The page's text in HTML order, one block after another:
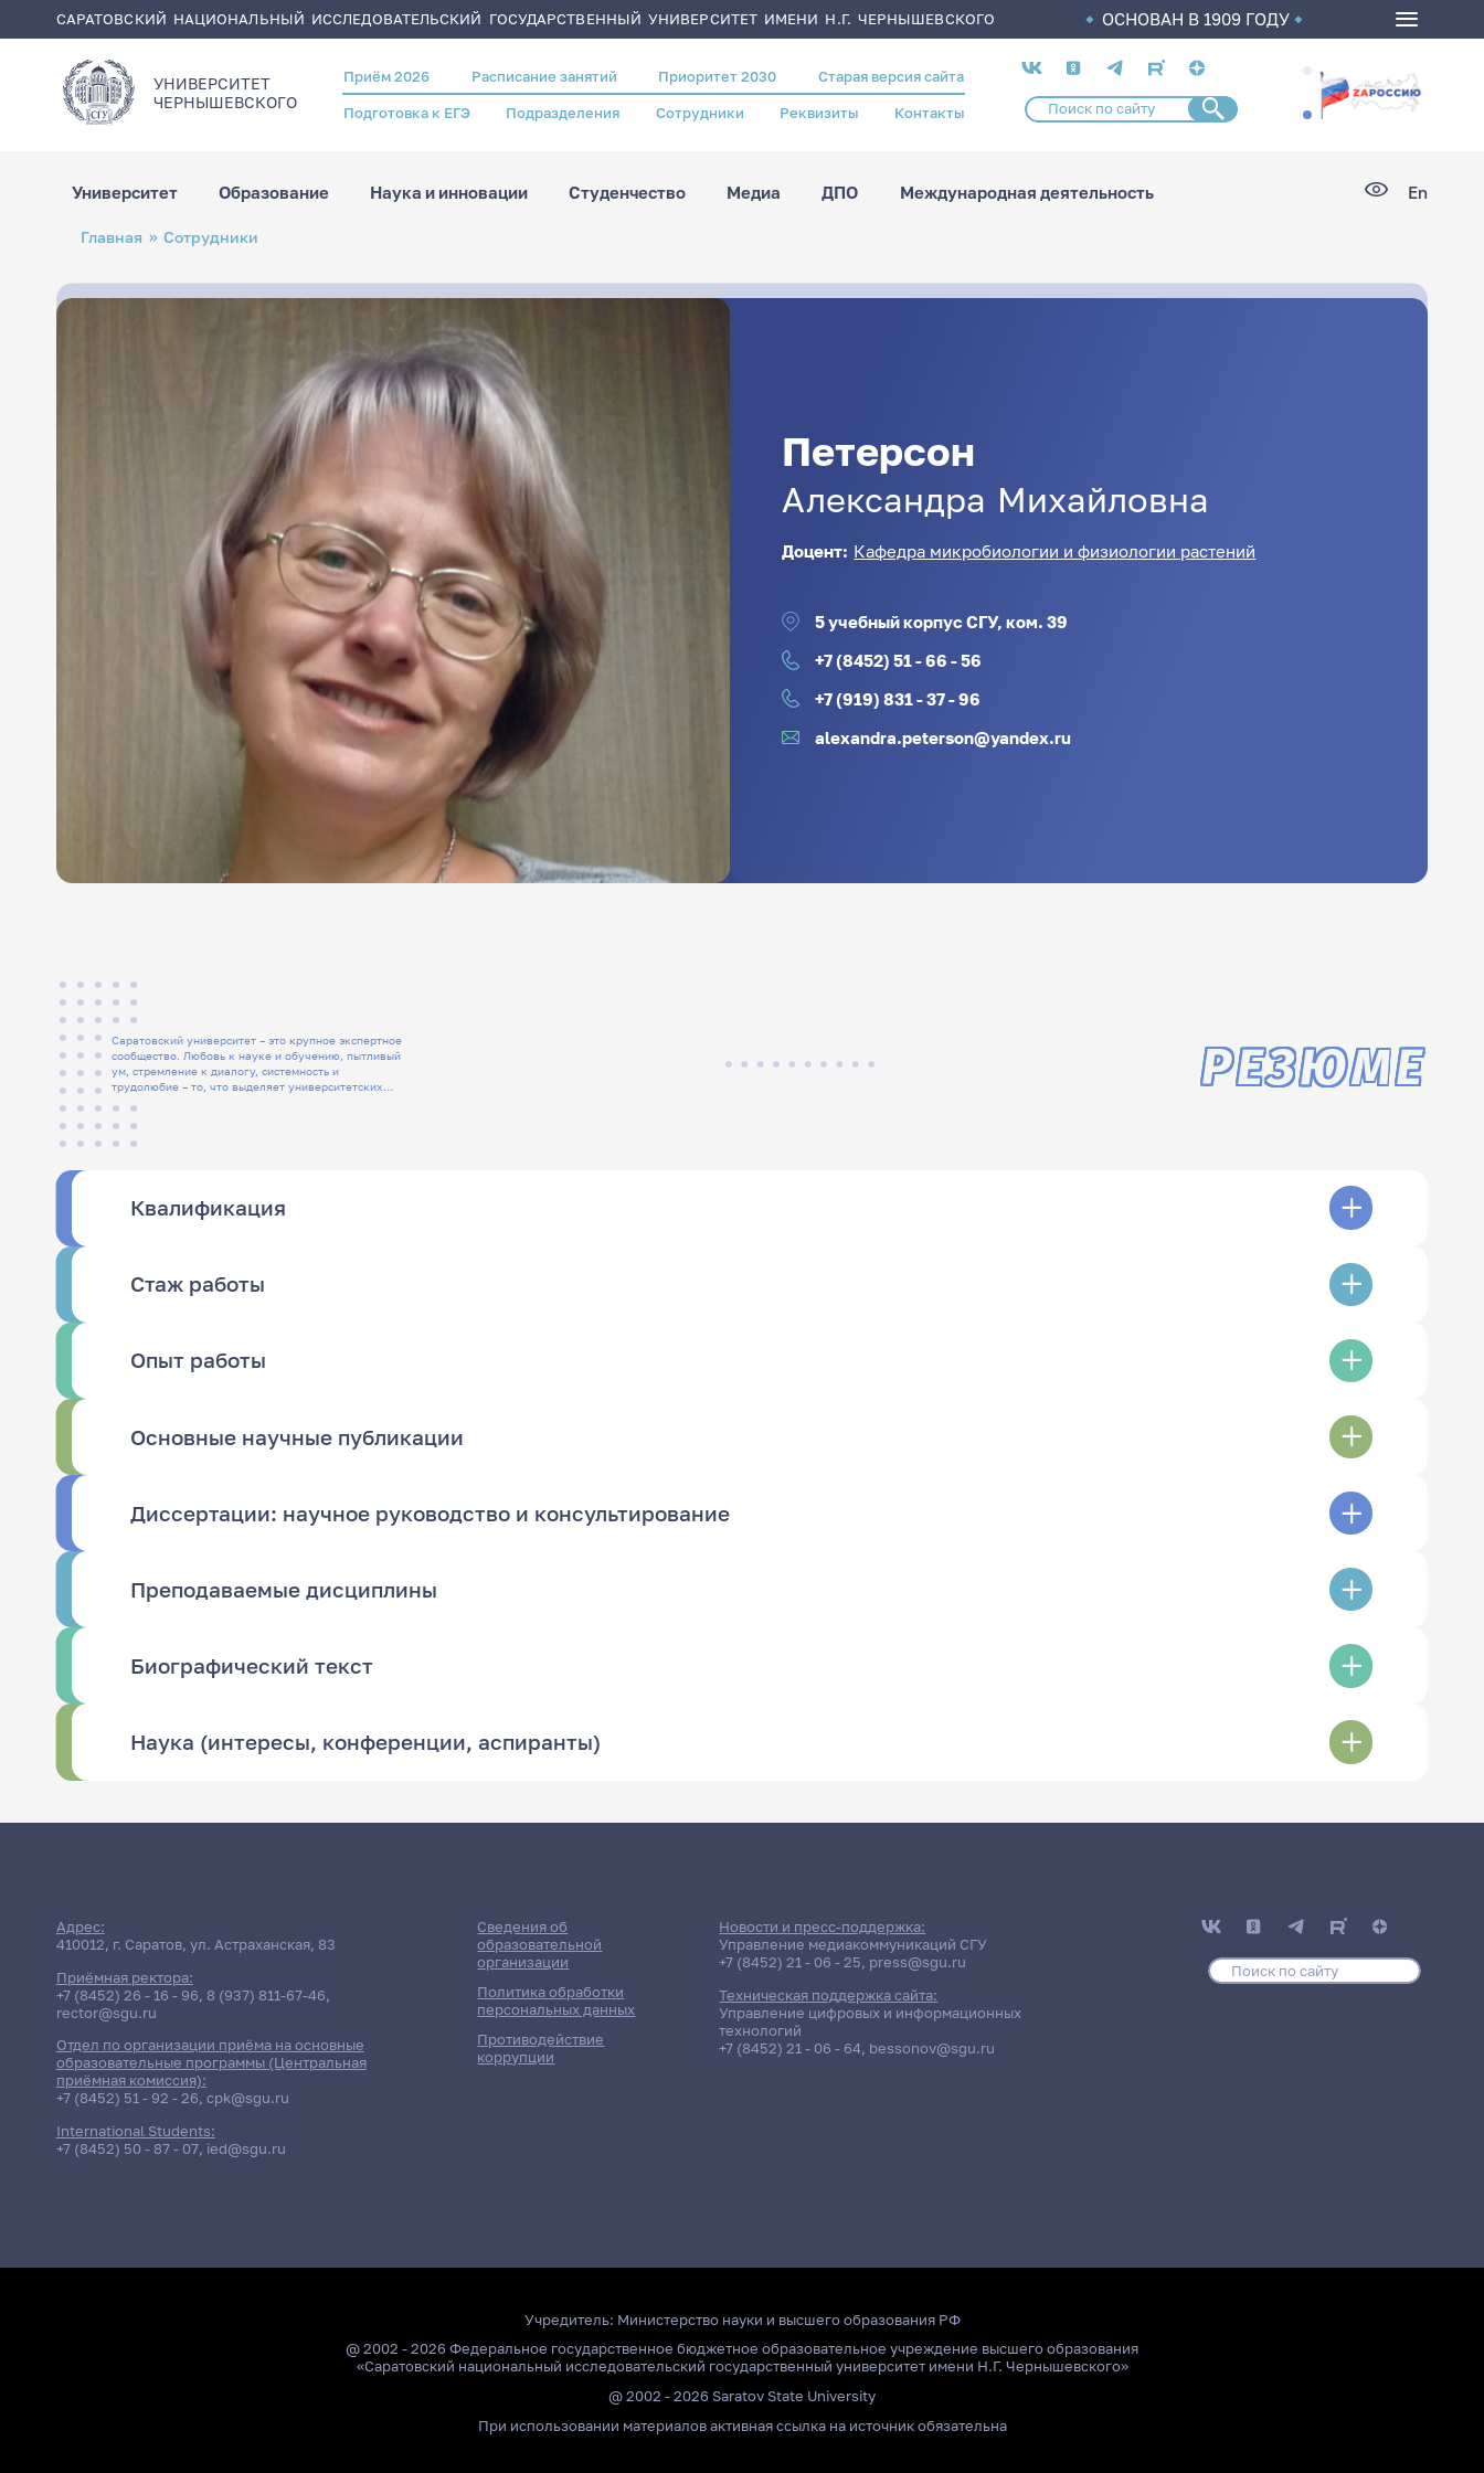
САРАТОВСКИЙ НАЦИОНАЛЬНЫЙ ИССЛЕДОВАТЕЛЬСКИЙ ГОСУДАРСТВЕННЫЙ УНИВЕРСИТЕТ ИМЕНИ Н.Г. ЧЕРНЫШЕВСКОГО ОСНОВАН В 1909 ГОДУ
УНИВЕРСИТЕТ
ЧЕРНЫШЕВСКОГO
Header
menu
Приём 2026 Расписание занятий Приоритет 2030 Старая версия сайта
Подготовка к ЕГЭ Подразделения Сотрудники Реквизиты Контакты
Социальные
сети
Университет Образование Наука и инновации Студенчество Медиа ДПО Международная деятельность En
Строка
навигации
Главная Сотрудники
Петерсон
Александра Михайловна
Доцент: Кафедра микробиологии и физиологии растений
5 учебный корпус СГУ, ком. 39
+7 (8452) 51 - 66 - 56
+7 (919) 831 - 37 - 96
alexandra.peterson@yandex.ru
Саратовский университет – это крупное экспертное
сообщество. Любовь к науке и обучению, пытливый
ум, стремление к диалогу, системность и
трудолюбие – то, что выделяет университетских
РЕЗЮМЕ
Квалификация
Стаж работы
Опыт работы
Основные научные публикации
Диссертации: научное руководство и консультирование
Преподаваемые дисциплины
Биографический текст
Наука (интересы, конференции, аспиранты)
Адрес:
410012, г. Саратов, ул. Астраханская, 83
Приёмная ректора:
+7 (8452) 26 - 16 - 96, 8 (937) 811-67-46,
rector@sgu.ru
Отдел по организации приёма на основные
образовательные программы (Центральная
приёмная комиссия):
+7 (8452) 51 - 92 - 26, cpk@sgu.ru
International Students:
+7 (8452) 50 - 87 - 07, ied@sgu.ru
Сведения об
образовательной
организации
Политика обработки
персональных данных
Противодействие
коррупции
Новости и пресс-поддержка:
Управление медиакоммуникаций СГУ
+7 (8452) 21 - 06 - 25, press@sgu.ru
Техническая поддержка сайта:
Управление цифровых и информационных
технологий
+7 (8452) 21 - 06 - 64, bessonov@sgu.ru
Учредитель: Министерство науки и высшего образования РФ
@ 2002 - 2026 Федеральное государственное бюджетное образовательное учреждение высшего образования
«Саратовский национальный исследовательский государственный университет имени Н.Г. Чернышевского»
@ 2002 - 2026 Saratov State University
При использовании материалов активная ссылка на источник обязательна